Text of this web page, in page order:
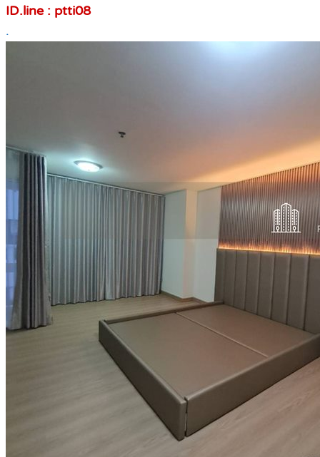
ID.line : ptti08
.